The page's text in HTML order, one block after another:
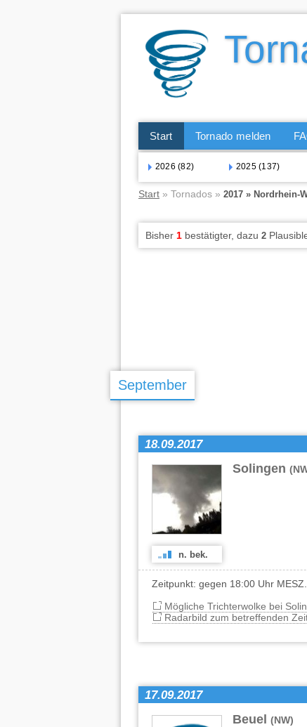
Start Tornado melden
2026 (82) 2025 (137)
Start » Tornados » 2017 » Nordrhein-
Bisher 1 bestätigter, dazu 2
September
18.09.2017
Solingen
n. bek.
Zeitpunkt: gegen 18:00 Uhr
Mögliche Trichterwolke bei
Radarbild zum betreffenden
17.09.2017
Beuel (NW)